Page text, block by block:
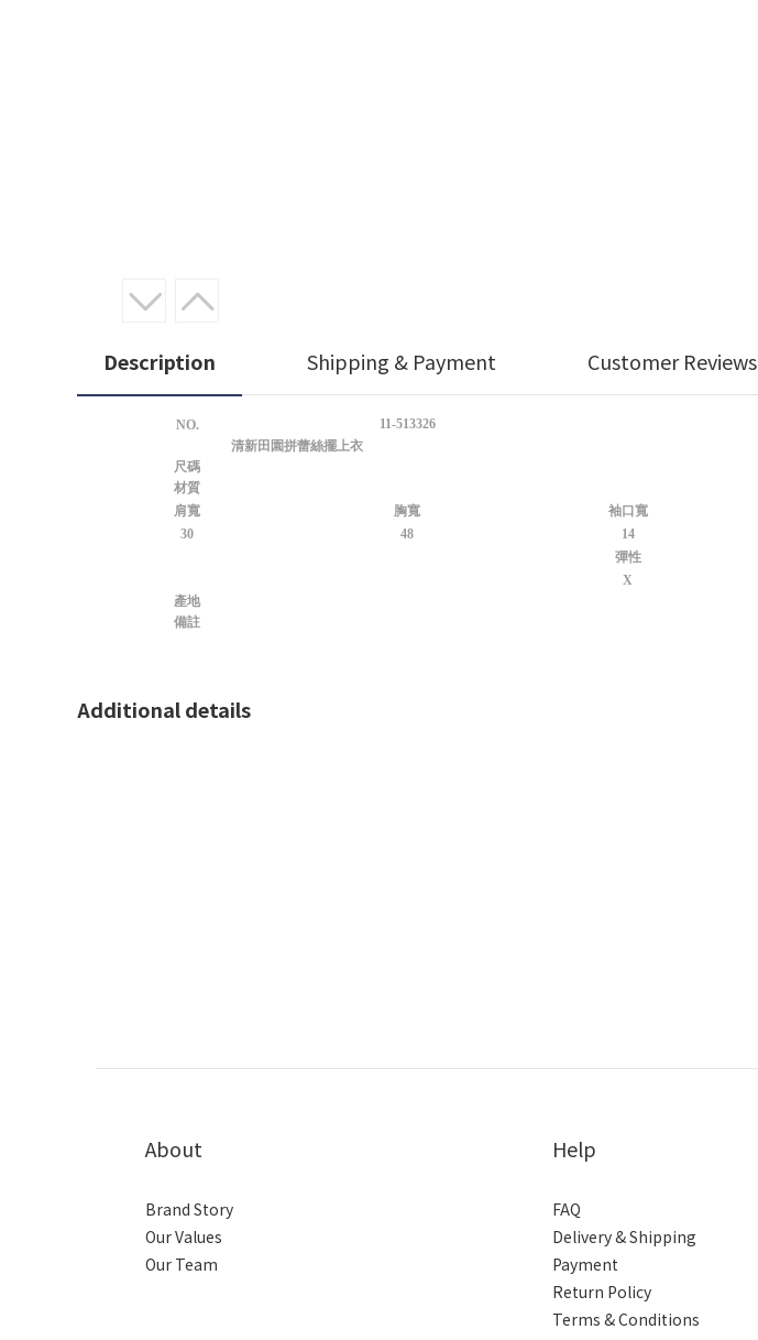
Description Shipping & Payment Customer Reviews
NO. 11-513326
清新田園拼蕾絲擺上衣
尺碼
材質
肩寬
胸寬 袖口寬
30
48 14
彈性
X
產地
備註
Additional details
About
Brand Story
Our Values
Our Team
Help
FAQ
Delivery & Shipping
Payment
Return Policy
Terms & Conditions